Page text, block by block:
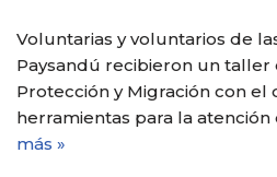
Voluntarias y voluntarios de
Paysandú recibieron un taller
Protección y Migración con el
herramientas para la
más »